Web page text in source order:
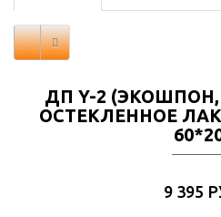
ДП Y-2
ОСТЕКЛЕННОЕ
9 395